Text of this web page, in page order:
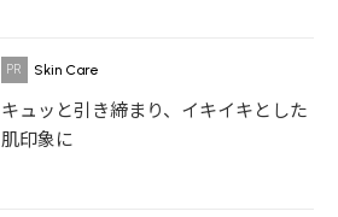
Skin Care
キュッと引き締まり、イキイキとした
肌印象に